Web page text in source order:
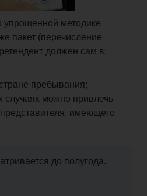
упрощенной методике
пакет (перечисление
должен сам в:
пребывания;
случаях можно привлечь
имеющего
до полугода.